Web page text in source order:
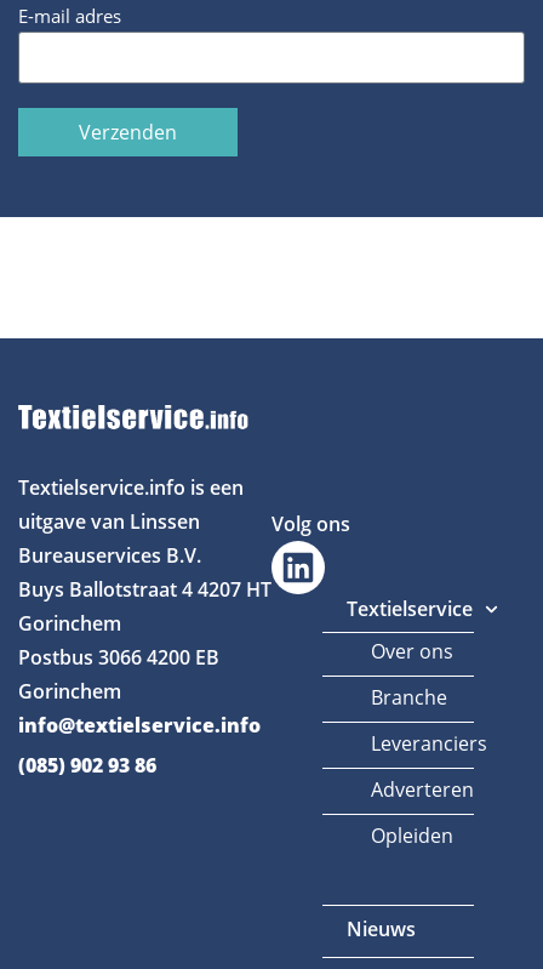
E-mail adres
Verzenden
Textielservice.info is een
uitgave van Linssen
Bureauservices B.V.
Buys Ballotstraat 44207 HT
Gorinchem
Postbus 30664200 EB
Gorinchem
info@textielservice.info
(085) 902 93 86
Volg ons
Textielservice
Over ons
Branche
Leveranciers
Adverteren
Opleiden
Nieuws